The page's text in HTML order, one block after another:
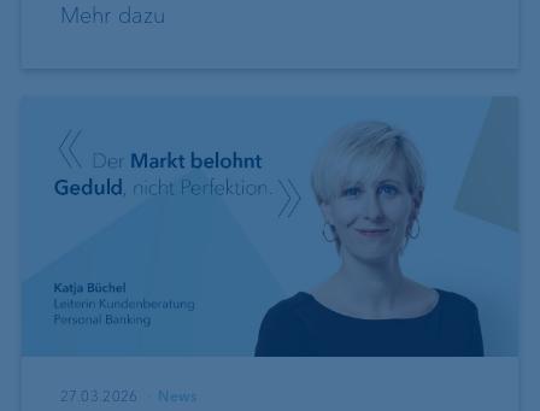
Mehr dazu
27.03.2026 News